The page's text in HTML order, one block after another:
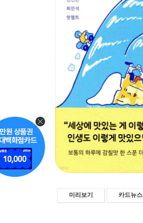
미리보기 카드뉴스